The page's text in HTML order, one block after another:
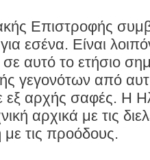
Επιστροφής
εσένα. Είναι
αυτό το ετήσιο
γεγονότων από
αρχής σαφές. Η
αρχικά με τις
τις προόδους.